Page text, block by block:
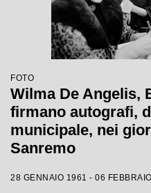
FOTO
Wilma De Angelis,
firmano autografi,
municipale, nei
Sanremo
28 GENNAIO 1961 - 06